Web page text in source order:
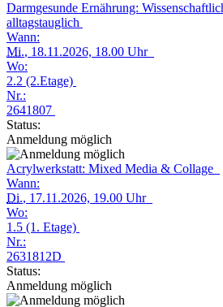
Darmgesunde Ernährung:
alltagstauglich
Wann:
Mi., 18.11.2026, 18.00 Uhr
Wo:
2.2 (2.Etage)
Nr.:
2641807
Status:
Anmeldung möglich
Acrylwerkstatt: Mixed Media & Collage
Wann:
Di., 17.11.2026, 19.00 Uhr
Wo:
1.5 (1. Etage)
Nr.:
2631812D
Status:
Anmeldung möglich